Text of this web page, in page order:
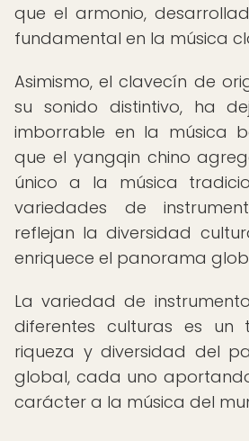
que el armonio,
fundamental en la música
Asimismo, el clavecín de
su sonido distintivo, ha
imborrable en la música
que el yangqin chino
único a la música
variedades de
reflejan la diversidad
enriquece el panorama
La variedad de
diferentes culturas es un
riqueza y diversidad del
global, cada uno
carácter a la música del